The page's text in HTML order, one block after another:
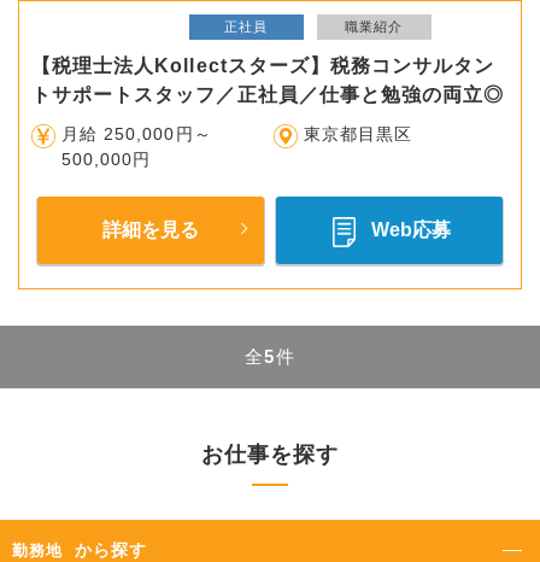
正社員 職業紹介
【税理士法人Kollectスターズ】税務コンサルタン
トサポートスタッフ／正社員／仕事と勉強の両立◎
月給 250,000円～
500,000円
東京都目黒区
詳細を見る Web応募
全5件
お仕事を探す
勤務地 から探す